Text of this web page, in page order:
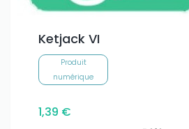
Ketjack VI
Produit
numérique
1,39 €